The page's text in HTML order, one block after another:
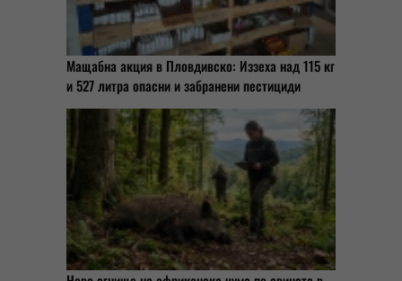
Мащабна акция в Пловдивско: Иззеха над 115 кг
и 527 литра опасни и забранени пестициди